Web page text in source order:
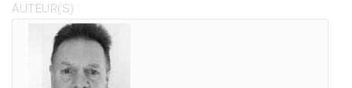
AUTEUR(S) :